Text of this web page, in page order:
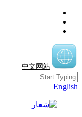
中文网站
English